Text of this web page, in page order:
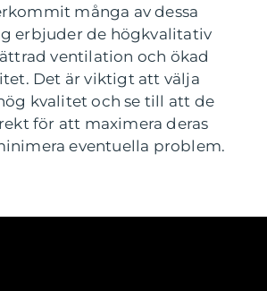
många av dessa
erbjuder de högkvalitativ
ventilation och ökad
Det är viktigt att välja
kvalitet och se till att de
för att maximera deras
eventuella problem.